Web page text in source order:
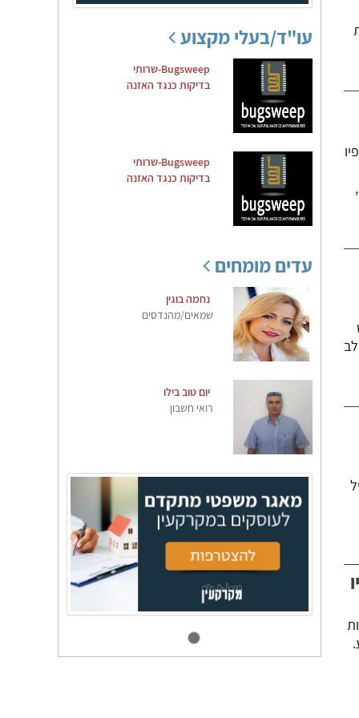
עו"ד/בעלי מקצוע
Bugsweep-שרותי
בדיקות כנגד האזנה
Bugsweep-שרותי
בדיקות כנגד האזנה
עדים מומחים
נחמה בוגין
שמאים/מהנדסים
יום טוב בילו
רואי חשבון